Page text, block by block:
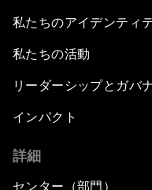
私たちのアイデンティ
私たちの活動
リーダーシップとガバ
インパクト
詳細
センター（部門）